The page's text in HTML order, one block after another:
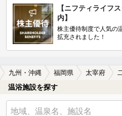
【ニフティライフ
内】
株主優待制度で人気の
拡充されました！
九州・沖縄 福岡県 太宰府
温浴施設を探す